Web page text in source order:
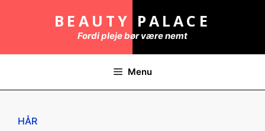
BEAUTY PALACE
Fordi pleje bør være nemt
Menu
HÅR